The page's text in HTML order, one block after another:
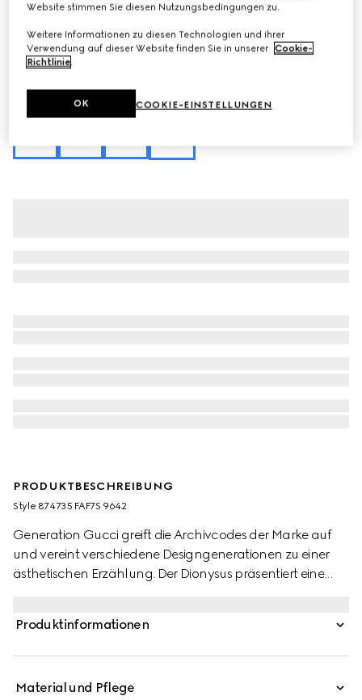
Mit Initialen personalisieren
CHF 2,590
Variantensandfarbener und brauner GG Canvas
PRODUKTBESCHREIBUNG
Style ‎874735 FAF7S 9642
Generation Gucci greift die Archivcodes der Marke auf
und vereint verschiedene Designgenerationen zu einer
ästhetischen Erzählung. Der Dionysus präsentiert eine
und des neuen Kettenriemens ergänzen jede Stilvariation
Produktinformationen
Material und Pflege
Website stimmen Sie diesen Nutzungsbedingungen zu.
Weitere Informationen zu diesen Technologien und ihrer
Verwendung auf dieser Website finden Sie in unserer Cookie-
Richtlinie.
COOKIE-EINSTELLUNGEN
OK